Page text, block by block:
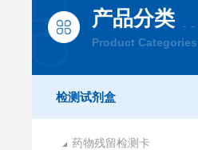
产品分类
Product Categories
检测试剂盒
药物残留检测卡